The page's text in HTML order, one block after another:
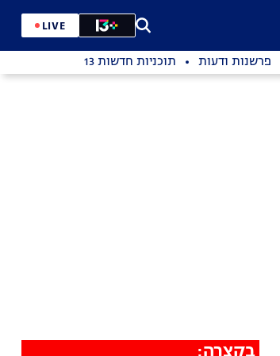
LIVE
פרשנות ודעות תוכניות חדשות 13